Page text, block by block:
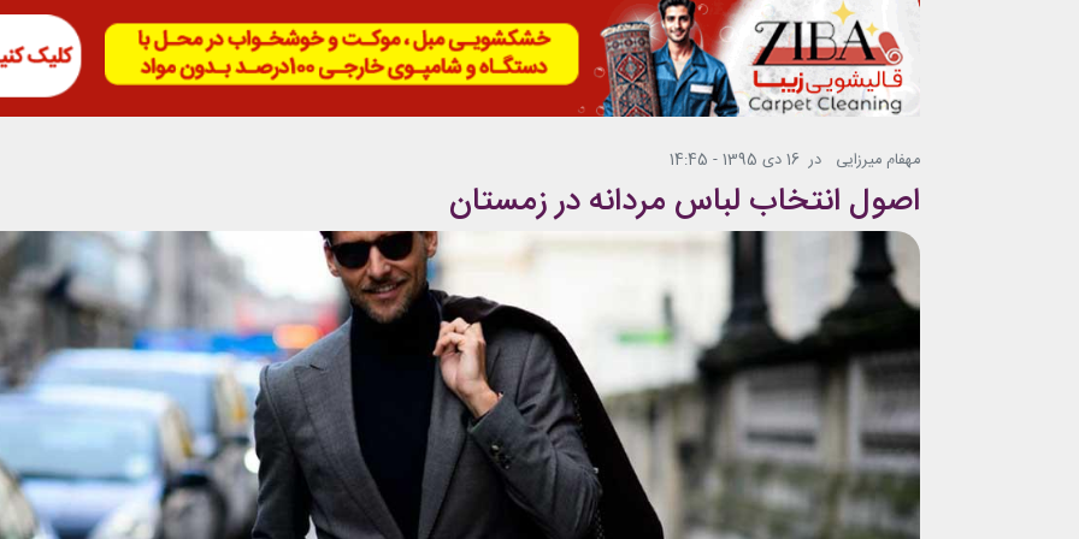
مهفام میرزایی در 16 دی 1395 - 14:45
اصول انتخاب لباس مردانه در زمستان